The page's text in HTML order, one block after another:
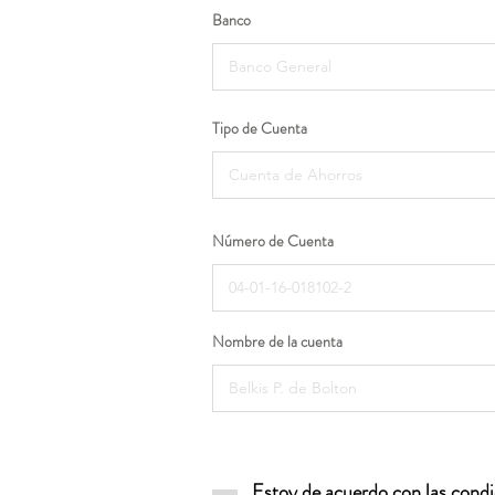
Banco
Tipo de Cuenta
Número de Cuenta
Nombre de la cuenta